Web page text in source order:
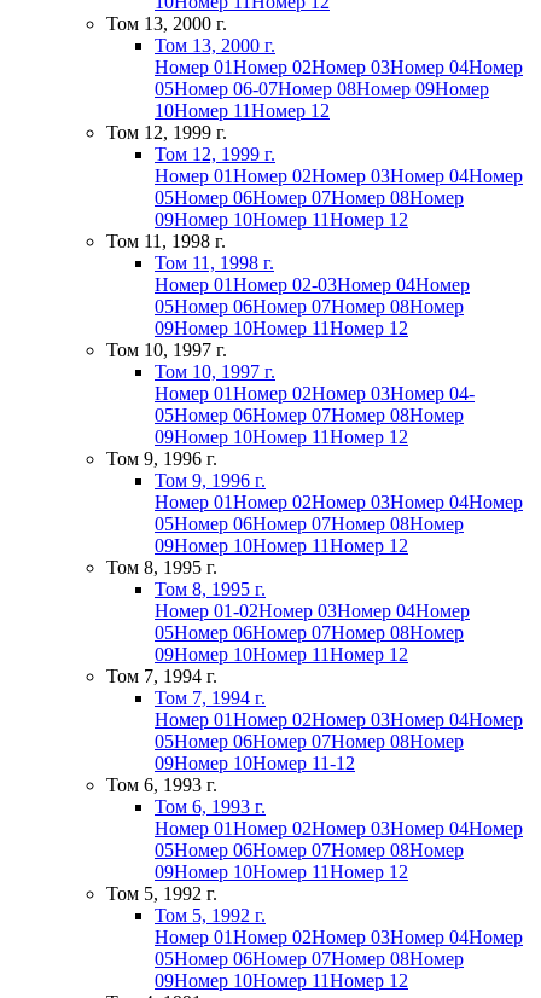
Том 13, 2000 г.
Том 13, 2000 г.
Номер 01Номер 02Номер 03Номер 04Номер
05Номер 06-07Номер 08Номер 09Номер
10Номер 11Номер 12
Том 12, 1999 г.
Том 12, 1999 г.
Номер 01Номер 02Номер 03Номер 04Номер
05Номер 06Номер 07Номер 08Номер
09Номер 10Номер 11Номер 12
Том 11, 1998 г.
Том 11, 1998 г.
Номер 01Номер 02-03Номер 04Номер
05Номер 06Номер 07Номер 08Номер
09Номер 10Номер 11Номер 12
Том 10, 1997 г.
Том 10, 1997 г.
Номер 01Номер 02Номер 03Номер 04-
05Номер 06Номер 07Номер 08Номер
09Номер 10Номер 11Номер 12
Том 9, 1996 г.
Том 9, 1996 г.
Номер 01Номер 02Номер 03Номер 04Номер
05Номер 06Номер 07Номер 08Номер
09Номер 10Номер 11Номер 12
Том 8, 1995 г.
Том 8, 1995 г.
Номер 01-02Номер 03Номер 04Номер
05Номер 06Номер 07Номер 08Номер
09Номер 10Номер 11Номер 12
Том 7, 1994 г.
Том 7, 1994 г.
Номер 01Номер 02Номер 03Номер 04Номер
05Номер 06Номер 07Номер 08Номер
09Номер 10Номер 11-12
Том 6, 1993 г.
Том 6, 1993 г.
Номер 01Номер 02Номер 03Номер 04Номер
05Номер 06Номер 07Номер 08Номер
09Номер 10Номер 11Номер 12
Том 5, 1992 г.
Том 5, 1992 г.
Номер 01Номер 02Номер 03Номер 04Номер
05Номер 06Номер 07Номер 08Номер
09Номер 10Номер 11Номер 12